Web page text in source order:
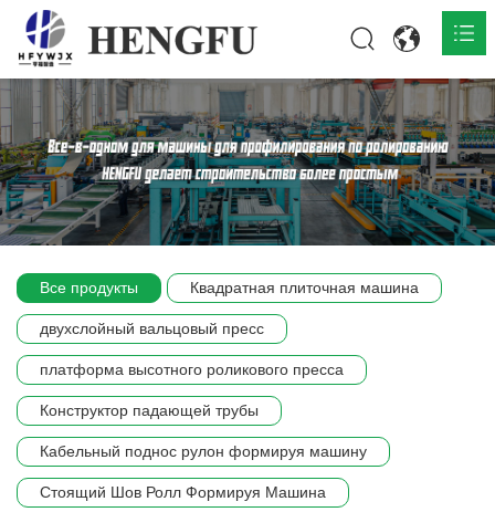
Главная
О нас 
Продукты 
Сцена компании
Все продукты Квадратная плиточная машина
двухслойный вальцовый пресс
платформа высотного роликового пресса
Конструктор падающей трубы
Кабельный поднос рулон формируя машину
Стоящий Шов Ролл Формируя Машина